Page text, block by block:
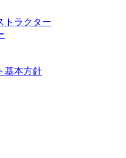
トラクター
基本方針